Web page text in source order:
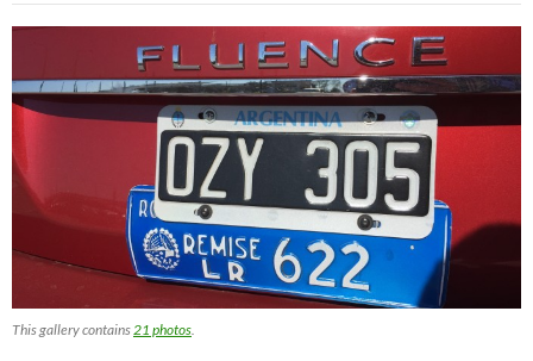
This gallery contains 21 photos